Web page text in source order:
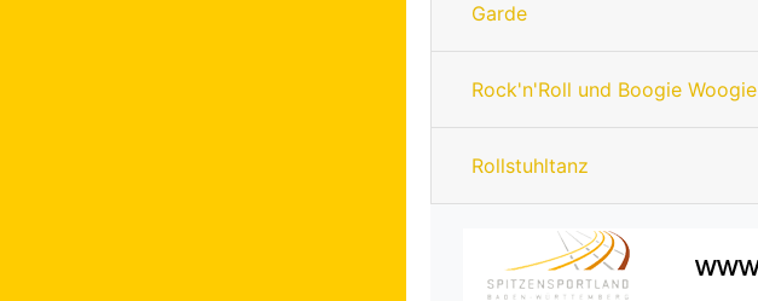
Garde
Rock'n'Roll und Boogie Woogie
Rollstuhltanz